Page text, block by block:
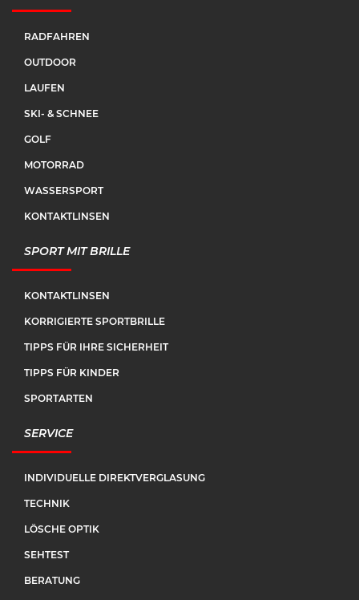
RADFAHREN
OUTDOOR
LAUFEN
SKI- & SCHNEE
GOLF
MOTORRAD
WASSERSPORT
KONTAKTLINSEN
SPORT MIT BRILLE
KONTAKTLINSEN
KORRIGIERTE SPORTBRILLE
TIPPS FÜR IHRE SICHERHEIT
TIPPS FÜR KINDER
SPORTARTEN
SERVICE
INDIVIDUELLE DIREKTVERGLASUNG
TECHNIK
LÖSCHE OPTIK
SEHTEST
BERATUNG